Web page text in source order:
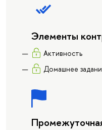
Элементы
Активность
Домашнее